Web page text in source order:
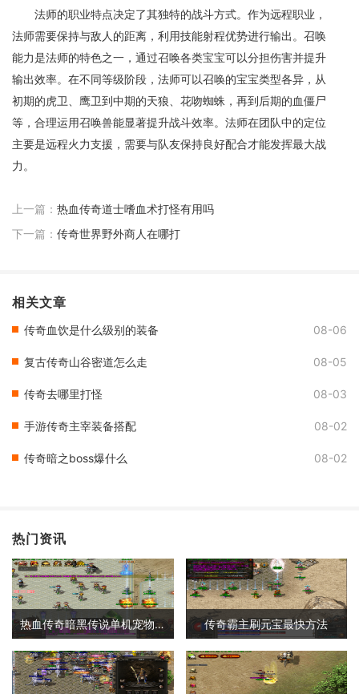
法师的职业特点决定了其独特的战斗方式。作为远程职业，
法师需要保持与敌人的距离，利用技能射程优势进行输出。召唤
能力是法师的特色之一，通过召唤各类宝宝可以分担伤害并提升
输出效率。在不同等级阶段，法师可以召唤的宝宝类型各异，从
初期的虎卫、鹰卫到中期的天狼、花吻蜘蛛，再到后期的血僵尸
等，合理运用召唤兽能显著提升战斗效率。法师在团队中的定位
主要是远程火力支援，需要与队友保持良好配合才能发挥最大战
力。
上一篇： 热血传奇道士嗜血术打怪有用吗
下一篇： 传奇世界野外商人在哪打
相关文章
传奇血饮是什么级别的装备 08-06
复古传奇山谷密道怎么走 08-05
传奇去哪里打怪 08-03
手游传奇主宰装备搭配 08-02
传奇暗之boss爆什么 08-02
热门资讯
热血传奇暗黑传说单机宠物攻略 传奇霸主刷元宝最快方法